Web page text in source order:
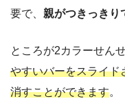
要で、 親がつきっきり
ところが2カラーせんせ
やすいバーをスライド
消すことができます。